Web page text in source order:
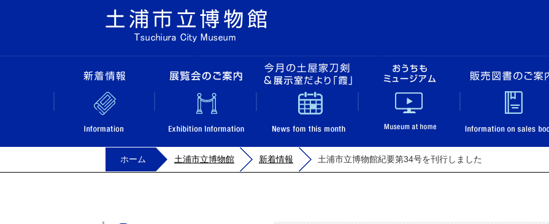
展覧会のご案内 今月の土屋家刀剣＆展示室だより「霞」
ホーム 土浦市立博物館 新着情報 土浦市立博物館紀要第34号を刊行しました